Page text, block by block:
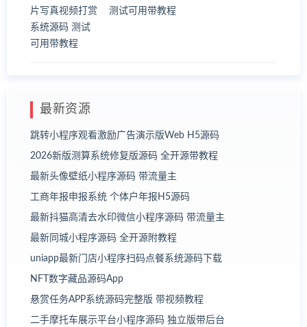
测试可用带教程
最新资源
跳转小程序观看激励广告演示版Web H5源码
2026新版测算系统修复版源码 全开源带教程
最新头像壁纸小程序源码 带流量主
工商年报申报系统 个体户年报H5源码
最新抖猫高清去水印微信小程序源码 带流量主
最新同城小程序源码 全开源附教程
uniapp最新门店小程序扫码点餐系统源码下载
NFT数字藏品源码App
悬赏任务APP系统源码完整版 带视频教程
二手摩托车展示平台小程序源码 独立版带后台